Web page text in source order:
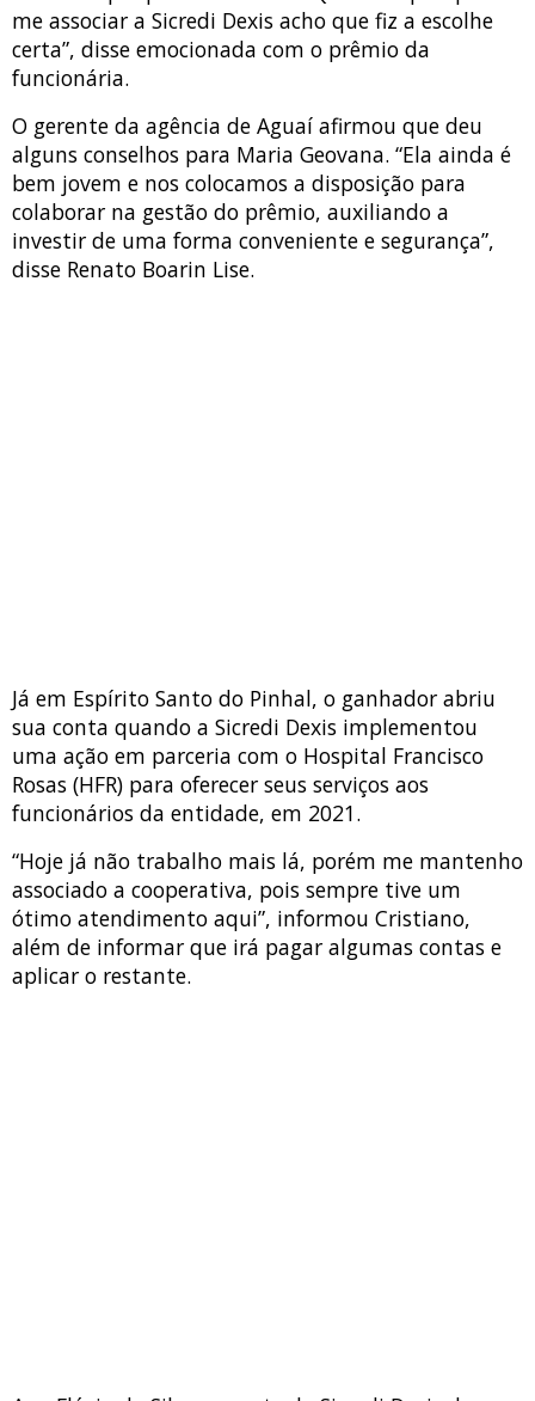
me associar a Sicredi Dexis acho que fiz a escolhe
certa”, disse emocionada com o prêmio da
funcionária.
O gerente da agência de Aguaí afirmou que deu
alguns conselhos para Maria Geovana. “Ela ainda é
bem jovem e nos colocamos a disposição para
colaborar na gestão do prêmio, auxiliando a
investir de uma forma conveniente e segurança”,
disse Renato Boarin Lise.
Já em Espírito Santo do Pinhal, o ganhador abriu
sua conta quando a Sicredi Dexis implementou
uma ação em parceria com o Hospital Francisco
Rosas (HFR) para oferecer seus serviços aos
funcionários da entidade, em 2021.
“Hoje já não trabalho mais lá, porém me mantenho
associado a cooperativa, pois sempre tive um
ótimo atendimento aqui”, informou Cristiano,
além de informar que irá pagar algumas contas e
aplicar o restante.